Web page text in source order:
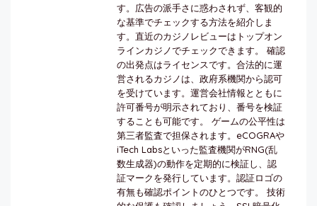
す。広告の派手さに惑わされず、客観的
な基準でチェックする方法を紹介しま
す。直近のカジノレビューはトップオン
ラインカジノでチェックできます。 確認
の出発点はライセンスです。合法的に運
営されるカジノは、政府系機関から認可
を受けています。運営会社情報とともに
許可番号が明示されており、番号を検証
することも可能です。 ゲームの公平性は
第三者監査で担保されます。eCOGRAや
iTech Labsといった監査機関がRNG(乱
数生成器)の動作を定期的に検証し、認
証マークを発行しています。認証ロゴの
有無も確認ポイントのひとつです。 技術